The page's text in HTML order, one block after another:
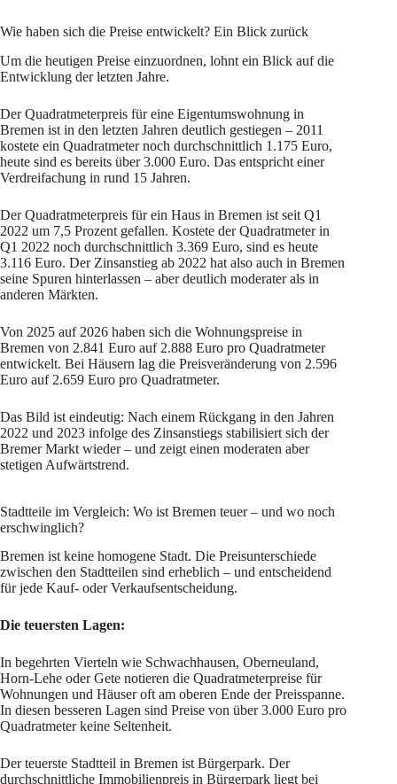
Wie haben sich die Preise entwickelt? Ein Blick zurück
Um die heutigen Preise einzuordnen, lohnt ein Blick auf die
Entwicklung der letzten Jahre.
Der Quadratmeterpreis für eine Eigentumswohnung in
Bremen ist in den letzten Jahren deutlich gestiegen – 2011
kostete ein Quadratmeter noch durchschnittlich 1.175 Euro,
heute sind es bereits über 3.000 Euro. Das entspricht einer
Verdreifachung in rund 15 Jahren.
Der Quadratmeterpreis für ein Haus in Bremen ist seit Q1
2022 um 7,5 Prozent gefallen. Kostete der Quadratmeter in
Q1 2022 noch durchschnittlich 3.369 Euro, sind es heute
3.116 Euro. Der Zinsanstieg ab 2022 hat also auch in Bremen
seine Spuren hinterlassen – aber deutlich moderater als in
anderen Märkten.
Von 2025 auf 2026 haben sich die Wohnungspreise in
Bremen von 2.841 Euro auf 2.888 Euro pro Quadratmeter
entwickelt. Bei Häusern lag die Preisveränderung von 2.596
Euro auf 2.659 Euro pro Quadratmeter.
Das Bild ist eindeutig: Nach einem Rückgang in den Jahren
2022 und 2023 infolge des Zinsanstiegs stabilisiert sich der
Bremer Markt wieder – und zeigt einen moderaten aber
stetigen Aufwärtstrend.
Stadtteile im Vergleich: Wo ist Bremen teuer – und wo noch
erschwinglich?
Bremen ist keine homogene Stadt. Die Preisunterschiede
zwischen den Stadtteilen sind erheblich – und entscheidend
für jede Kauf- oder Verkaufsentscheidung.
Die teuersten Lagen:
In begehrten Vierteln wie Schwachhausen, Oberneuland,
Horn-Lehe oder Gete notieren die Quadratmeterpreise für
Wohnungen und Häuser oft am oberen Ende der Preisspanne.
In diesen besseren Lagen sind Preise von über 3.000 Euro pro
Quadratmeter keine Seltenheit.
Der teuerste Stadtteil in Bremen ist Bürgerpark. Der
durchschnittliche Immobilienpreis in Bürgerpark liegt bei